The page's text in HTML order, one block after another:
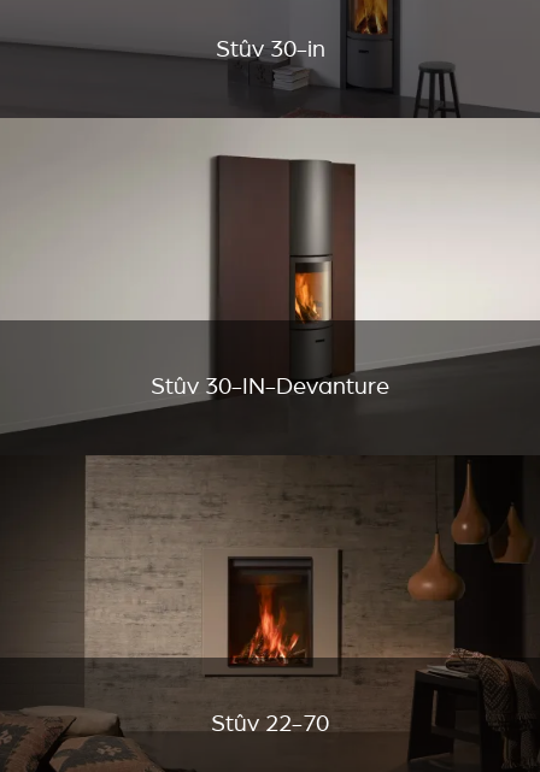
Stûv 30-in
Stûv 30-IN-Devanture
Stûv 22-70